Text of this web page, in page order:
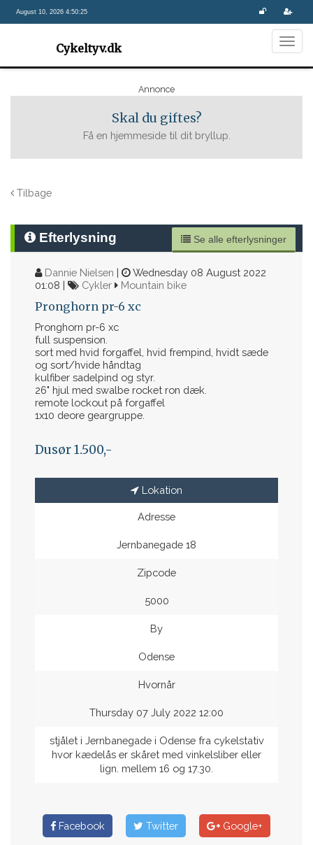
August 10, 2026 4:50:25
Cykeltyv.dk
Annonce
Skal du giftes?
Få en hjemmeside til dit bryllup.
Tilbage
Efterlysning Se alle efterlysninger
Dannie Nielsen |
Wednesday 08 August 2022
01:08 |
Cykler Mountain bike
Pronghorn pr-6 xc
Pronghorn pr-6 xc
full suspension.
sort med hvid forgaffel, hvid frempind, hvidt sæde
og sort/hvide håndtag
kulfiber sadelpind og styr.
26" hjul med swalbe rocket ron dæk.
remote lockout på forgaffel
1x10 deore geargruppe.
Dusør 1.500,-
Lokation
Adresse
Jernbanegade 18
Zipcode
5000
By
Odense
Hvornår
Thursday 07 July 2022 12:00
stjålet i Jernbanegade i Odense fra cykelstativ
hvor kædelås er skåret med vinkelsliber eller
lign. mellem 16 og 17.30.
Facebook Twitter Google+